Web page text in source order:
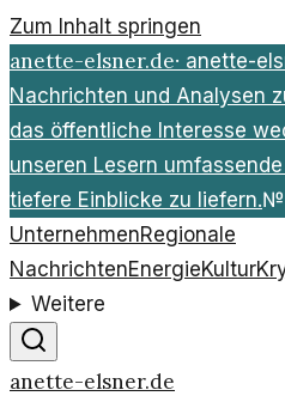
Zum Inhalt springen
anette-elsner.de· anette-
Nachrichten und Analysen
das öffentliche Interesse
unseren Lesern
tiefere Einblicke zu liefern.№
UnternehmenRegionale
NachrichtenEnergieKultur
Weitere
anette-elsner.de